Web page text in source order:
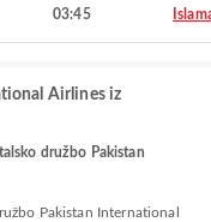
03:45
Airlines iz
družbo Pakistan